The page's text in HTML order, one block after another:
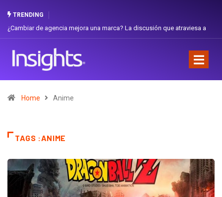
TRENDING
¿Cambiar de agencia mejora una marca? La discusión que atraviesa a
Home Anime
TAGS :ANIME